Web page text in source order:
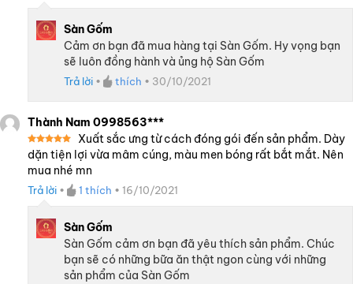
Sàn Gốm
Cảm ơn bạn đã mua hàng tại Sàn Gốm. Hy vọng bạn
sẽ luôn đồng hành và ủng hộ Sàn Gốm
Trả lời • thích • 30/10/2021
Thành Nam 0998563***
Được xếp
hạng 55
sao
Xuất sắc ưng từ cách đóng gói đến sản phẩm. Dày
dặn tiện lợi vừa mâm cúng, màu men bóng rất bắt mắt. Nên
mua nhé mn
Trả lời • 1 thích • 16/10/2021
Sàn Gốm
Sàn Gốm cảm ơn bạn đã yêu thích sản phẩm. Chúc
bạn sẽ có những bữa ăn thật ngon cùng với những
sản phẩm của Sàn Gốm